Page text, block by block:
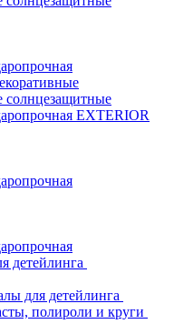
EXTERIOR
детейлинга
для детейлинга
полироли и круги